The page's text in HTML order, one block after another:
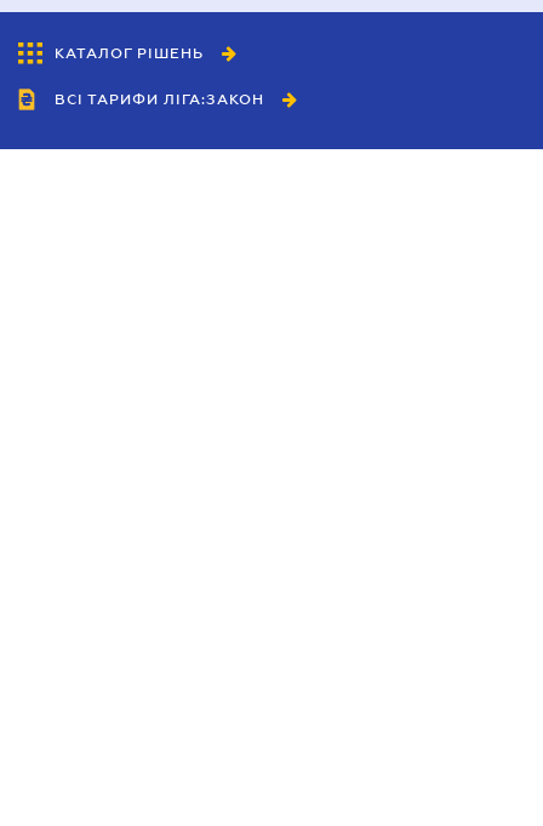
КАТАЛОГ РІШЕНЬ
ВСІ ТАРИФИ ЛІГА:ЗАКОН